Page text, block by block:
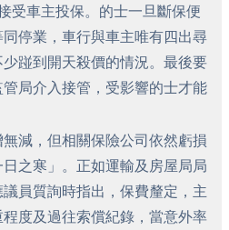
受車主投保。的士一旦斷保便
停業，車行與車主唯有四出尋
踫到開天殺價的情況。最後要
局介入接管，受影響的士才能
減，但相關保險公司依然虧損
之寒」。正如運輸及房屋局局
員質詢時指出，保費釐定，主
度及過往索償紀錄，當意外率